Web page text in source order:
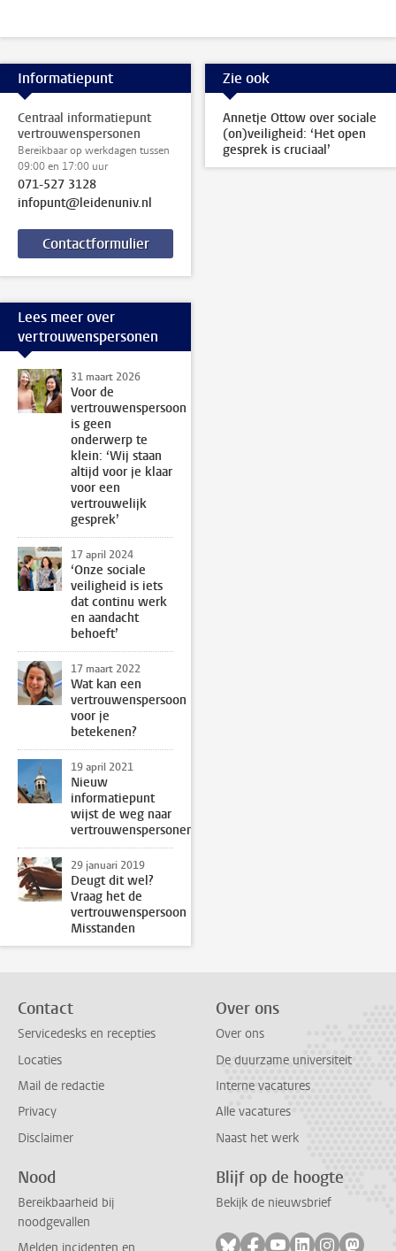
Informatiepunt
Centraal informatiepunt
vertrouwenspersonen
Bereikbaar op werkdagen tussen
09:00 en 17:00 uur
071-527 3128
infopunt@leidenuniv.nl
Contactformulier
Zie ook
Annetje Ottow over sociale
(on)veiligheid: ‘Het open
gesprek is cruciaal’
Lees meer over
vertrouwenspersonen
31 maart 2026
Voor de
vertrouwenspersoon
is geen
onderwerp te
klein: ‘Wij staan
altijd voor je klaar
voor een
vertrouwelijk
gesprek’
17 april 2024
‘Onze sociale
veiligheid is iets
dat continu werk
en aandacht
behoeft’
17 maart 2022
Wat kan een
vertrouwenspersoon
voor je
betekenen?
19 april 2021
Nieuw
informatiepunt
wijst de weg naar
vertrouwenspersonen
29 januari 2019
Deugt dit wel?
Vraag het de
vertrouwenspersoon
Misstanden
Contact
Servicedesks en recepties
Locaties
Mail de redactie
Privacy
Disclaimer
Over ons
Over ons
De duurzame universiteit
Interne vacatures
Alle vacatures
Naast het werk
Nood
Bereikbaarheid bij
noodgevallen
Blijf op de hoogte
Bekijk de nieuwsbrief
Volg ons op bluesky
Volg ons op facebook
Volg ons op
Volg ons op
Volg ons
Volg